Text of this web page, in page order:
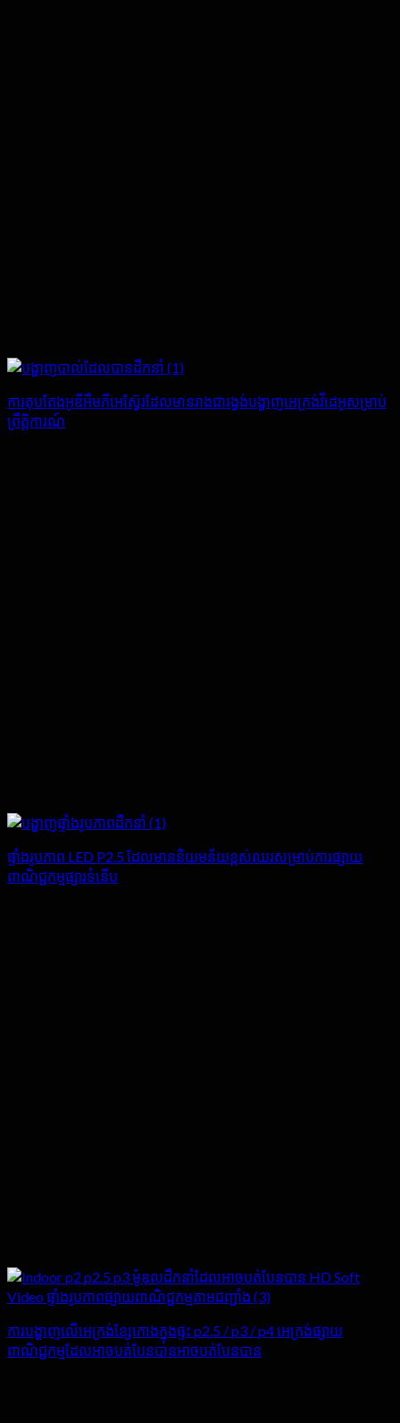
ការតុបតែងអូឌីអឹមភីអេស្វ៊ែរដែលមានរាងជារង្វង់បង្ហាញអេក្រង់វីដេអូសម្រាប់
ព្រឹត្តិការណ៍
ផ្ទាំងរូបភាព LED P2.5 ដែលមាននិយមន័យខ្ពស់ឈរសម្រាប់ការផ្សាយ
ពាណិជ្ជកម្មផ្សារទំនើប
ការបង្ហាញលើអេក្រង់ខ្សែកោងក្នុងផ្ទះ p2.5 / p3 / p4 អេក្រង់ផ្សាយ
ពាណិជ្ជកម្មដែលអាចបត់បែនបានអាចបត់បែនបាន